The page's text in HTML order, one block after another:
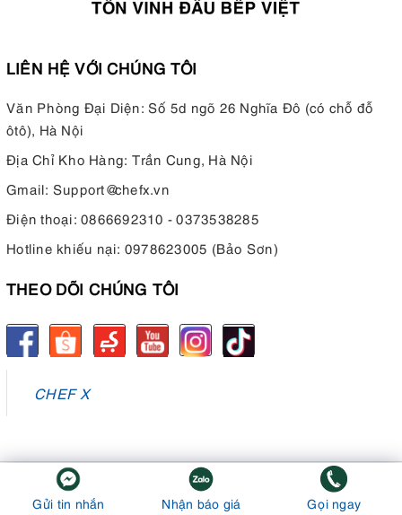
LIÊN HỆ VỚI CHÚNG TÔI
Văn Phòng Đại Diện: Số 5d ngõ 26 Nghĩa Đô (có chỗ đỗ
ôtô), Hà Nội
Địa Chỉ Kho Hàng: Trần Cung, Hà Nội
Gmail: Support@chefx.vn
Điện thoại: 0866692310 - 0373538285
Hotline khiếu nại: 0978623005 (Bảo Sơn)
THEO DÕI CHÚNG TÔI
CHEF X
© Bản quyền thuộc về
Cung cấp bởi
Sapo
Gửi tin nhắn Nhận báo giá Gọi ngay